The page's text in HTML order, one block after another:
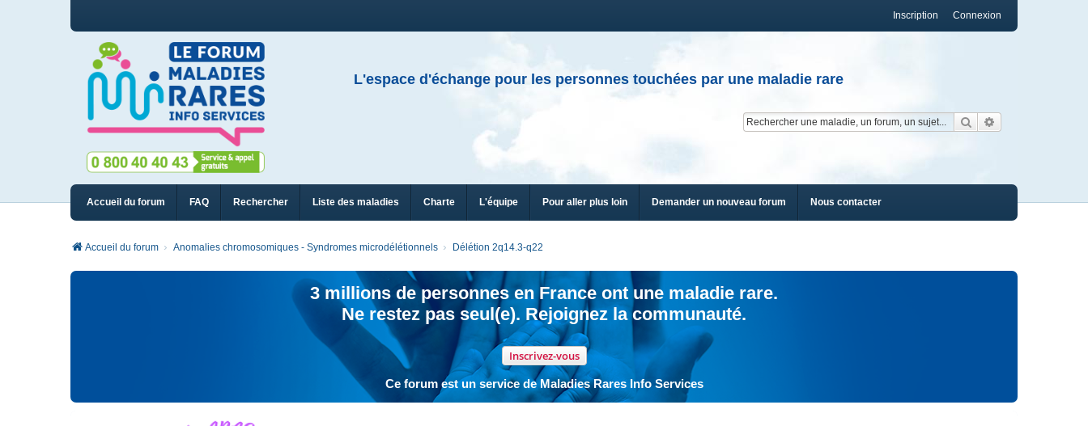
Connexion
Inscription
L'espace d'échange pour les personnes touchées par une maladie rare
Rechercher
Accueil du forum FAQ Rechercher Liste des maladies Charte L'équipe Pour aller plus loin Demander un nouveau forum Nous contacter
Accueil du forum Anomalies chromosomiques - Syndromes microdélétionnels Délétion 2q14.3-q22
3 millions de personnes en France ont une maladie rare.
Ne restez pas seul(e). Rejoignez la communauté.
Inscrivez-vous
Ce forum est un service de Maladies Rares Info Services